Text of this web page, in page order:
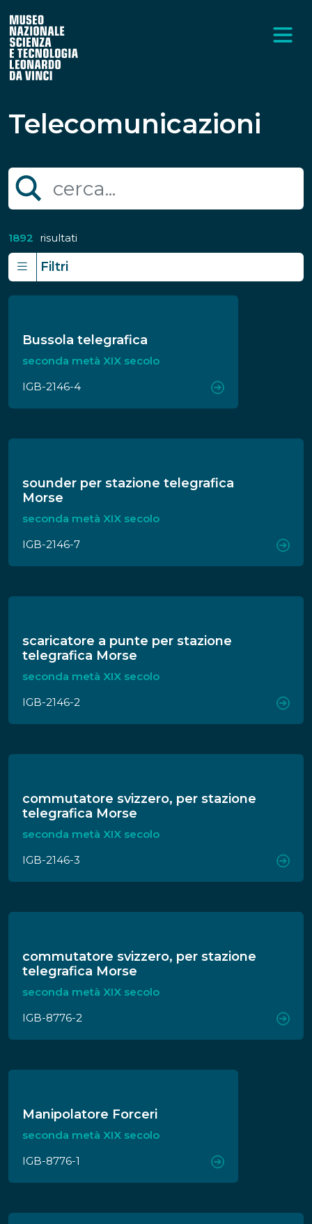
Telecomunicazioni
1892 risultati
Filtri
Bussola telegrafica
seconda metà XIX secolo
IGB-2146-4
sounder per stazione telegrafica
Morse
seconda metà XIX secolo
IGB-2146-7
scaricatore a punte per stazione
telegrafica Morse
seconda metà XIX secolo
IGB-2146-2
commutatore svizzero, per stazione
telegrafica Morse
seconda metà XIX secolo
IGB-2146-3
commutatore svizzero, per stazione
telegrafica Morse
seconda metà XIX secolo
IGB-8776-2
Manipolatore Forceri
seconda metà XIX secolo
IGB-8776-1